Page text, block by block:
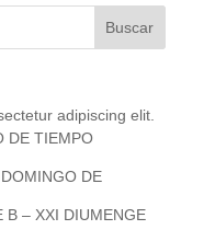
adipiscing elit.
DE TIEMPO
DE
B – XXI DIUMENGE